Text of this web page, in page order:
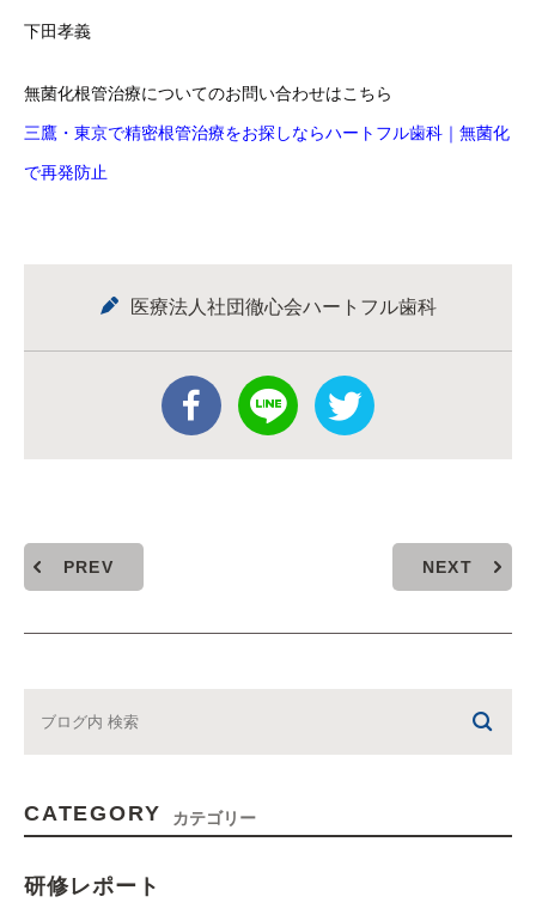
下田孝義
無菌化根管治療についてのお問い合わせはこちら
三鷹・東京で精密根管治療をお探しならハートフル歯科｜無菌化
で再発防止
医療法人社団徹心会ハートフル歯科
PREV NEXT
CATEGORY カテゴリー
研修レポート